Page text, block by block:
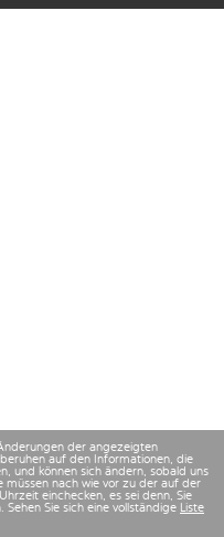
der angezeigten
auf den Informationen, die
und können sich ändern, sobald uns
müssen nach wie vor zu der auf der
einchecken, es sei denn, Sie
Sie sich eine vollständige Liste